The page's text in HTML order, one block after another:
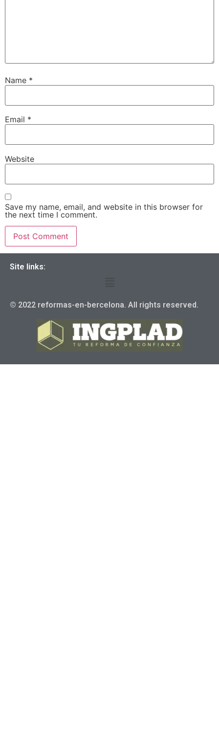
Name *
Email *
Website
Save my name, email, and website in this browser for
the next time I comment.
Site links:
© 2022 reformas-en-bercelona. All rights reserved.